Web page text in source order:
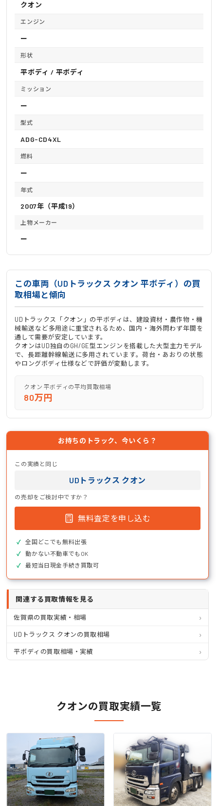
クオン
エンジン
ー
形状
平ボディ / 平ボディ
ミッション
ー
型式
ADG-CD4XL
燃料
ー
年式
2007年（平成19）
上物メーカー
ー
この車両（UDトラックス クオン 平ボディ）の買
取相場と傾向
UDトラックス「クオン」の平ボディは、建設資材・農作物・機
械輸送など多用途に重宝されるため、国内・海外問わず年間を
通して需要が安定しています。
クオンはUD独自のGH/GE型エンジンを搭載した大型主力モデル
で、長距離幹線輸送に多用されています。荷台・あおりの状態
やロングボディ仕様などで評価が変動します。
クオン 平ボディの平均買取相場
80万円
お持ちのトラック、今いくら？
この実績と同じ
UDトラックス クオン
の売却をご検討中ですか？
無料査定を申し込む
全国どこでも無料出張
動かない不動車でもOK
最短当日現金手続き買取可
関連する買取情報を見る
佐賀県の買取実績・相場
UDトラックス クオンの買取相場
平ボディの買取相場・実績
クオンの買取実績一覧